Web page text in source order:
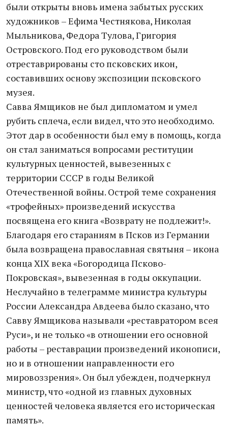
были открыты вновь имена забытых русских
художников – Ефима Честнякова, Николая
Мыльникова, Федора Тулова, Григория
Островского. Под его руководством были
отреставрированы сто псковских икон,
составивших основу экспозиции псковского
музея.
Савва Ямщиков не был дипломатом и умел
рубить сплеча, если видел, что это необходимо.
Этот дар в особенности был ему в помощь, когда
он стал заниматься вопросами реституции
культурных ценностей, вывезенных с
территории СССР в годы Великой
Отечественной войны. Острой теме сохранения
«трофейных» произведений искусства
посвящена его книга «Возврату не подлежит!».
Благодаря его стараниям в Псков из Германии
была возвращена православная святыня – икона
конца XIX века «Богородица Псково-
Покровская», вывезенная в годы оккупации.
Неслучайно в телеграмме министра культуры
России Александра Авдеева было сказано, что
Савву Ямщикова называли «реставратором всея
Руси», и не только «в отношении его основной
работы – реставрации произведений иконописи,
но и в отношении направленности его
мировоззрения». Он был убежден, подчеркнул
министр, что «одной из главных духовных
ценностей человека является его историческая
память».